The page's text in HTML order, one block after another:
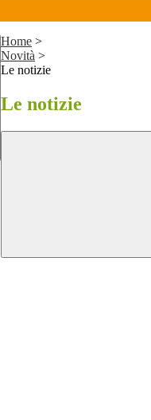
Home >
Novità >
Le notizie
Le notizie